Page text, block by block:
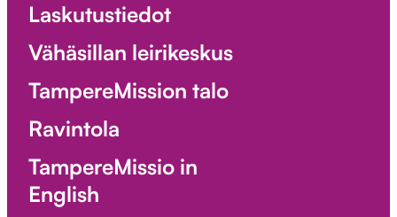
Laskutustiedot
Vähäsillan leirikeskus
TampereMission talo
Ravintola
TampereMissio in
English